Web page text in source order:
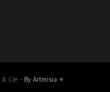
& Cie - By Artmisia ♥